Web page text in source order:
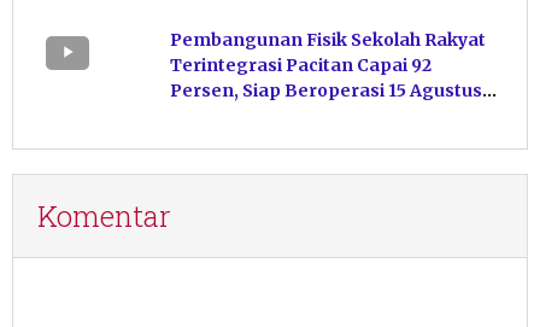
Pembangunan Fisik Sekolah Rakyat
Terintegrasi Pacitan Capai 92
Persen, Siap Beroperasi 15 Agustus
Komentar